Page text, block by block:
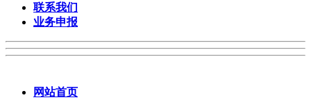
联系我们
业务申报
网站首页